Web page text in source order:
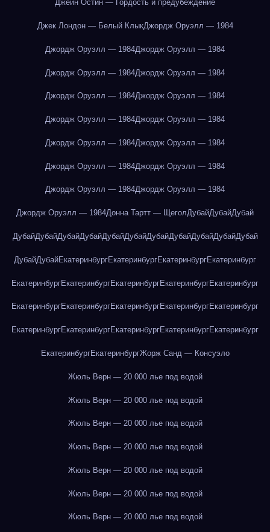
Джейн Остин — Гордость и предубеждение
Джек Лондон — Белый КлыкДжордж Оруэлл — 1984
Джордж Оруэлл — 1984Джордж Оруэлл — 1984
Джордж Оруэлл — 1984Джордж Оруэлл — 1984
Джордж Оруэлл — 1984Джордж Оруэлл — 1984
Джордж Оруэлл — 1984Джордж Оруэлл — 1984
Джордж Оруэлл — 1984Джордж Оруэлл — 1984
Джордж Оруэлл — 1984Джордж Оруэлл — 1984
Джордж Оруэлл — 1984Джордж Оруэлл — 1984
Джордж Оруэлл — 1984Донна Тартт — ЩеголДубайДубайДубай
ДубайДубайДубайДубайДубайДубайДубайДубайДубайДубайДубай
ДубайДубайЕкатеринбургЕкатеринбургЕкатеринбургЕкатеринбург
ЕкатеринбургЕкатеринбургЕкатеринбургЕкатеринбургЕкатеринбург
ЕкатеринбургЕкатеринбургЕкатеринбургЕкатеринбургЕкатеринбург
ЕкатеринбургЕкатеринбургЕкатеринбургЕкатеринбургЕкатеринбург
ЕкатеринбургЕкатеринбургЖорж Санд — Консуэло
Жюль Верн — 20 000 лье под водой
Жюль Верн — 20 000 лье под водой
Жюль Верн — 20 000 лье под водой
Жюль Верн — 20 000 лье под водой
Жюль Верн — 20 000 лье под водой
Жюль Верн — 20 000 лье под водой
Жюль Верн — 20 000 лье под водой